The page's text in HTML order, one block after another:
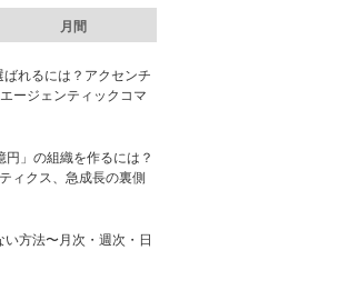
月間
れるには？アクセンチ
ージェンティックコマ
」の組織を作るには？
ィクス、急成長の裏側
方法〜月次・週次・日